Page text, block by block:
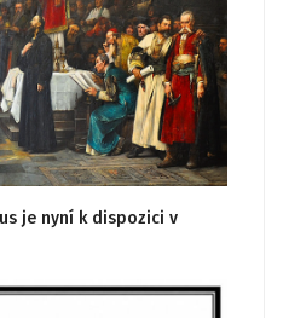
je nyní k dispozici v